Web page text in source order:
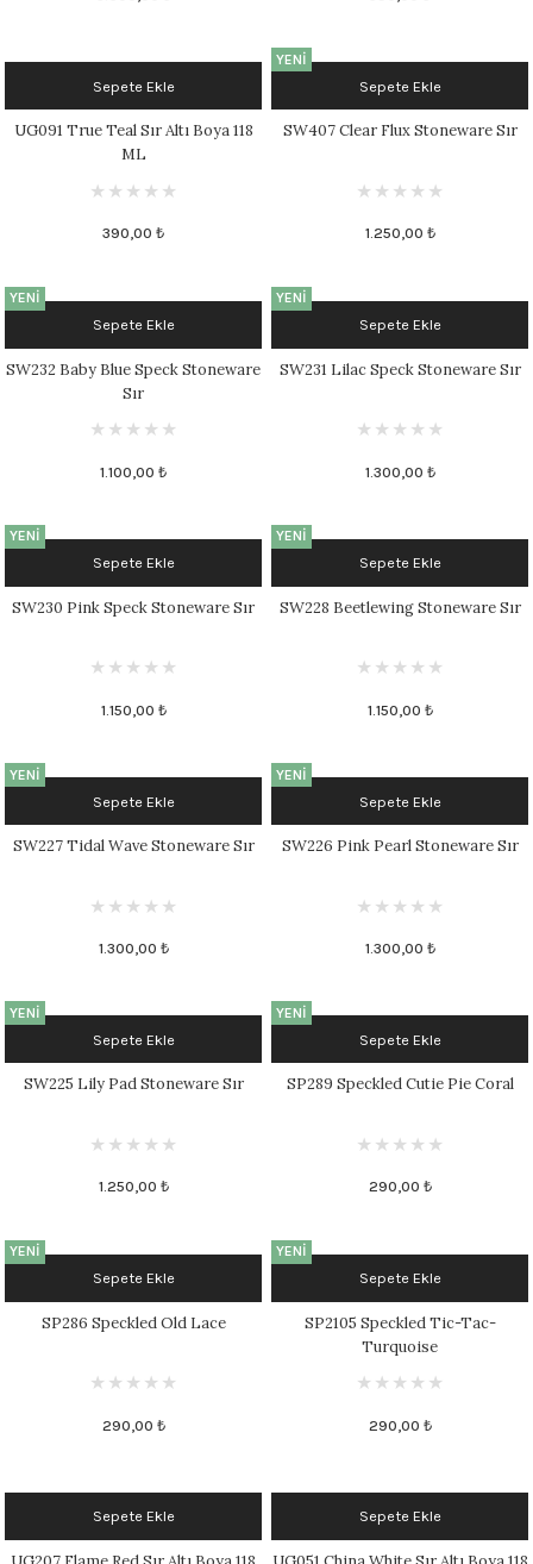
- 1046 °C
°C
999 - 1222 °C
Sepete Ekle
UG091 True Teal Sır Altı Boya 118
ML
390,00 ₺
YENİ
Sepete Ekle
SW407 Clear Flux Stoneware Sır
1.250,00 ₺
YENİ
Sepete Ekle
SW232 Baby Blue Speck Stoneware
Sır
1.100,00 ₺
YENİ
Sepete Ekle
SW231 Lilac Speck Stoneware Sır
1.300,00 ₺
YENİ
Sepete Ekle
SW230 Pink Speck Stoneware Sır
1.150,00 ₺
YENİ
Sepete Ekle
SW228 Beetlewing Stoneware Sır
1.150,00 ₺
YENİ
Sepete Ekle
SW227 Tidal Wave Stoneware Sır
1.300,00 ₺
YENİ
Sepete Ekle
SW226 Pink Pearl Stoneware Sır
1.300,00 ₺
YENİ
Sepete Ekle
SW225 Lily Pad Stoneware Sır
1.250,00 ₺
YENİ
Sepete Ekle
SP289 Speckled Cutie Pie Coral
290,00 ₺
YENİ
Sepete Ekle
SP286 Speckled Old Lace
290,00 ₺
YENİ
Sepete Ekle
SP2105 Speckled Tic-Tac-
Turquoise
290,00 ₺
Sepete Ekle Sepete Ekle